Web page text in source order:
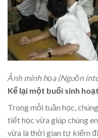
Ảnh minh họa (Nguồn
Kể lại một buổi sinh
Trong mỗi tuần học,
tiết học vừa giúp chúng
vừa là thời gian tự kiểm